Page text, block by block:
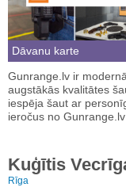
Dāvanu karte
Gunrange.lv ir
augstākās kvalitātes
iespēja šaut ar
ieročus no Gunrange.lv
Kuģītis
Rīga